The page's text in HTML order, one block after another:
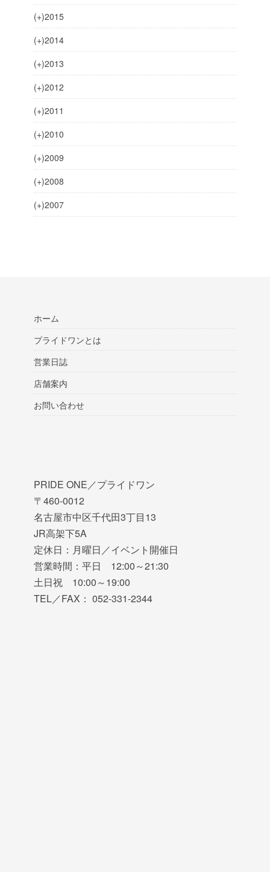
(+)2015
(+)2014
(+)2013
(+)2012
(+)2011
(+)2010
(+)2009
(+)2008
(+)2007
ホーム
プライドワンとは
営業日誌
店舗案内
お問い合わせ
PRIDE ONE／プライドワン
〒460-0012
名古屋市中区千代田3丁目13
JR高架下5A
定休日：月曜日／イベント開催日
営業時間：平日 12:00～21:30
土日祝 10:00～19:00
TEL／FAX： 052-331-2344